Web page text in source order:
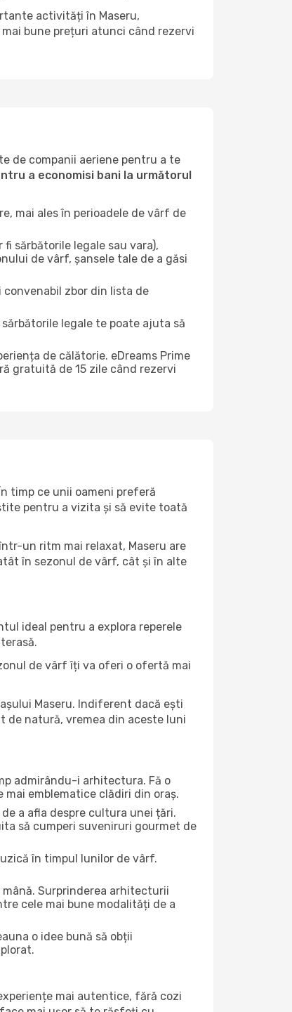
activități în Maseru,
bune prețuri atunci când rezervi
de companii aeriene pentru a te
a economisi bani la următorul
mai ales în perioadele de vârf de
sărbătorile legale sau vara),
de vârf, șansele tale de a găsi
zbor din lista de
legale te poate ajuta să
de călătorie. eDreams Prime
gratuită de 15 zile când rezervi
timp ce unii oameni preferă
pentru a vizita și să evite toată
un ritm mai relaxat, Maseru are
în ​​sezonul de vârf, cât și în alte
ideal pentru a explora reperele
de vârf îți va oferi o ofertă mai
Maseru. Indiferent dacă ești
de natură, vremea din aceste luni
admirându-i arhitectura. Fă o
emblematice clădiri din oraș.
a afla despre cultura unei țări.
să cumperi suveniruri gourmet de
în timpul lunilor de vârf.
Surprinderea arhitecturii
cele mai bune modalități de a
o idee bună să obții
mai autentice, fără cozi